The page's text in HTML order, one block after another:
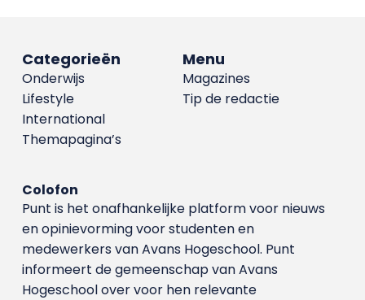
Menu
Magazines
Tip de redactie
Categorieën
Onderwijs
Lifestyle
International
Themapagina’s
Colofon
Punt is het onafhankelijke platform voor nieuws
en opinievorming voor studenten en
medewerkers van Avans Hoge­school. Punt
informeert de gemeenschap van Avans
Hogeschool over voor hen relevante